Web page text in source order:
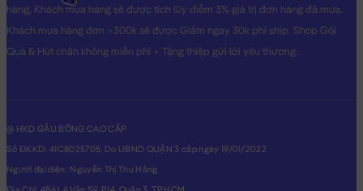
hàng, Khách mua hàng sẽ được tích lũy điểm 3% giá trị đơn hàng đã mua.
Khách mua hàng đơn >300k sẽ được Giảm ngay 30k phí ship. Shop Gói
Quà & Hút chân không miễn phí + Tặng thiệp gửi lời yêu thương.
@ HKD GẤU BÔNG CAO CẤP
Số ĐKKD: 41C8025705. Do UBND QUẬN 3 cấp ngày 19/01/2022
Người đại diện: Nguyễn Thị Thu Hằng